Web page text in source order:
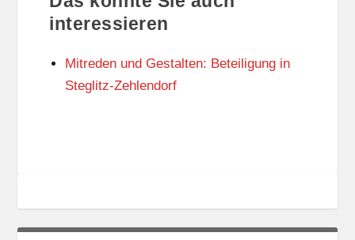
T
U
N
S
O
O
R
N
interessieren
Mitreden und Gestalten: Beteiligung in
Steglitz-Zehlendorf